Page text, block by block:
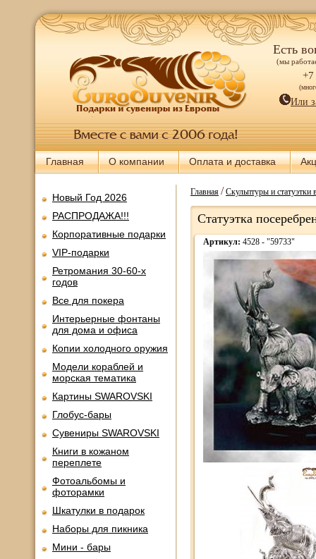
Есть
(мы
+7
Или
Главная О компании Оплата и доставка
Новый Год 2026
РАСПРОДАЖА!!!
Корпоративные подарки
VIP-подарки
Ретромания 30-60-х
годов
Все для покера
Интерьерные фонтаны
для дома и офиса
Копии холодного оружия
Модели кораблей и
морская тематика
Картины SWAROVSKI
Глобус-бары
Сувениры SWAROVSKI
Книги в кожаном
переплете
Фотоальбомы и
фоторамки
Шкатулки в подарок
Наборы для пикника
Мини - бары
Главная/Скульптуры и статуэтки
Статуэтка
Артикул: 4528 - "59733"